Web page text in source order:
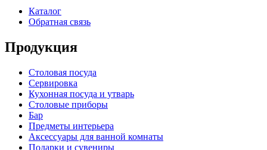
Каталог
Обратная связь
Продукция
Столовая посуда
Сервировка
Кухонная посуда и утварь
Столовые приборы
Бар
Предметы интерьера
Аксессуары для ванной комнаты
Подарки и сувениры